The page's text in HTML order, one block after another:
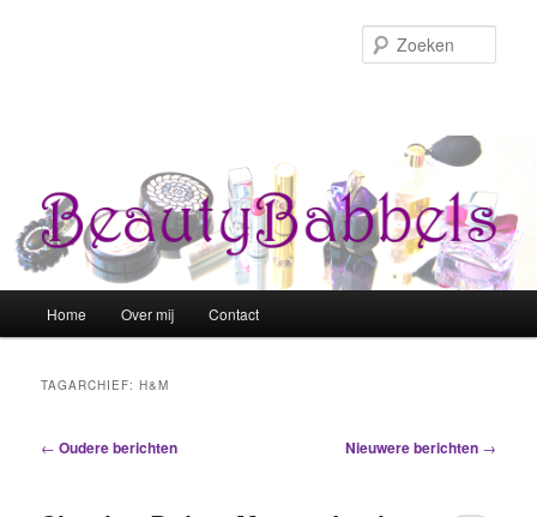
Spring naar de primaire inhoud
Spring naar de secundaire inhoud
Home Over mij Contact
TAGARCHIEF:H&M
Berichtnavigatie
← Oudere berichten Nieuwere berichten →